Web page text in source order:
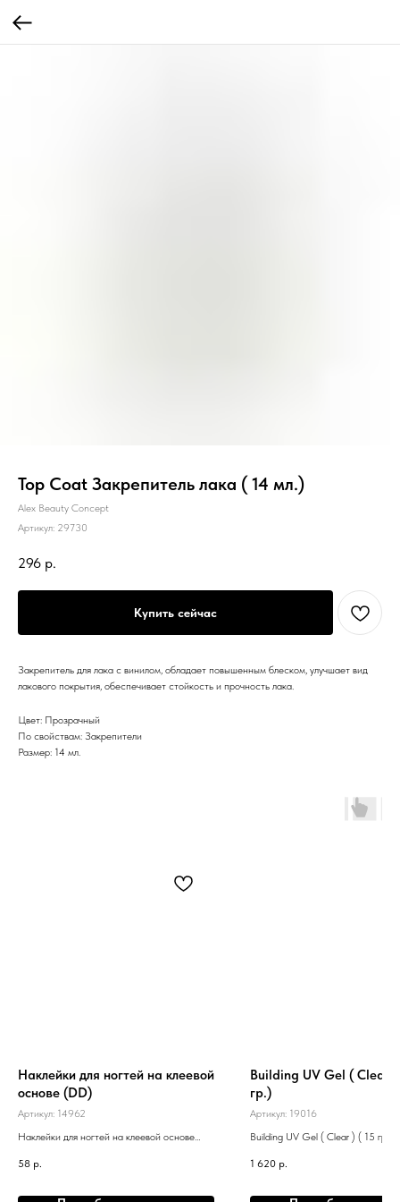
Top Coat Закрепитель лака ( 14 мл.)
Alex Beauty Concept
Артикул: 29730
296 р.
Купить сейчас
Закрепитель для лака с винилом, обладает повышенным блеском, улучшает вид
лакового покрытия, обеспечивает стойкость и прочность лака.
Цвет: Прозрачный
По свойствам: Закрепители
Размер: 14 мл.
Наклейки для ногтей на клеевой
основе (DD)
Артикул: 14962
Наклейки для ногтей на клеевой основе
58 р.
Building UV Gel ( Clear )
гр.)
Артикул: 19016
Building UV Gel ( Clear ) ( 15 гр.)
1 620 р.